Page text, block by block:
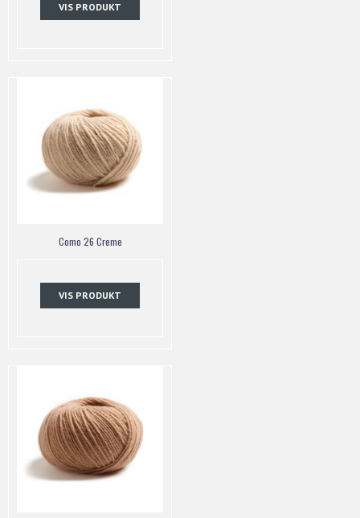
VIS PRODUKT
Como 26 Creme
VIS PRODUKT